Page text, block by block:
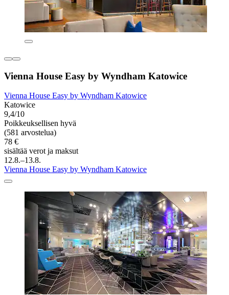
Vienna House Easy by Wyndham Katowice
Vienna House Easy by Wyndham Katowice
Katowice
9,4/10
Poikkeuksellisen hyvä
(581 arvostelua)
78 €
sisältää verot ja maksut
12.8.–13.8.
Vienna House Easy by Wyndham Katowice